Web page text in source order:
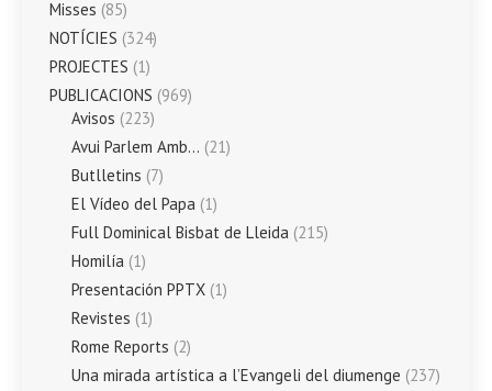
Misses (85)
NOTÍCIES (324)
PROJECTES (1)
PUBLICACIONS (969)
Avisos (223)
Avui Parlem Amb… (21)
Butlletins (7)
El Vídeo del Papa (1)
Full Dominical Bisbat de Lleida (215)
Homilía (1)
Presentación PPTX (1)
Revistes (1)
Rome Reports (2)
Una mirada artística a l’Evangeli del diumenge (237)